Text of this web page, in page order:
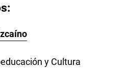
y Cultura